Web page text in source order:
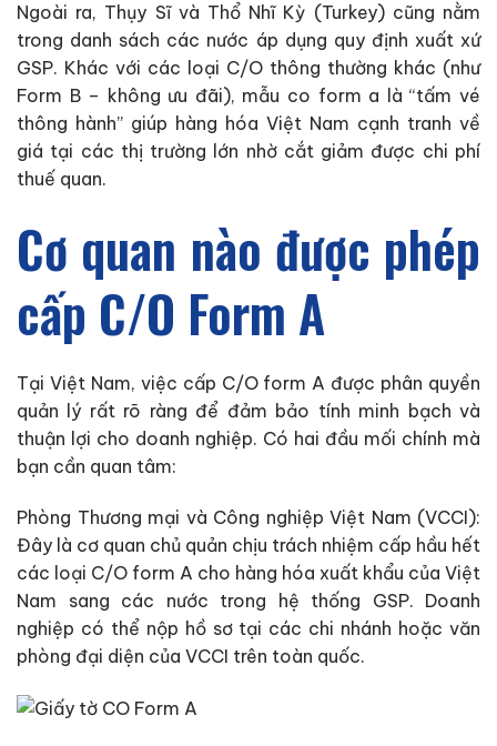
Ngoài ra, Thụy Sĩ và Thổ Nhĩ Kỳ (Turkey) cũng nằm
trong danh sách các nước áp dụng quy định xuất xứ
GSP. Khác với các loại C/O thông thường khác (như
Form B – không ưu đãi), mẫu co form a là “tấm vé
thông hành” giúp hàng hóa Việt Nam cạnh tranh về
giá tại các thị trường lớn nhờ cắt giảm được chi phí
thuế quan.
Cơ quan nào được phép
cấp C/O Form A
Tại Việt Nam, việc cấp C/O form A được phân quyền
quản lý rất rõ ràng để đảm bảo tính minh bạch và
thuận lợi cho doanh nghiệp. Có hai đầu mối chính mà
bạn cần quan tâm:
Phòng Thương mại và Công nghiệp Việt Nam (VCCI):
Đây là cơ quan chủ quản chịu trách nhiệm cấp hầu hết
các loại C/O form A cho hàng hóa xuất khẩu của Việt
Nam sang các nước trong hệ thống GSP. Doanh
nghiệp có thể nộp hồ sơ tại các chi nhánh hoặc văn
phòng đại diện của VCCI trên toàn quốc.